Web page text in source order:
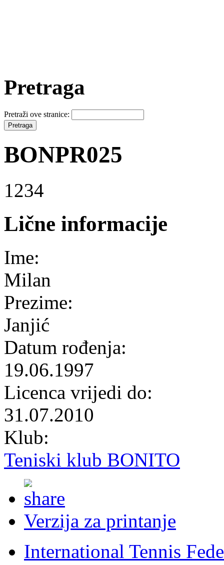
Pretraga
Pretraži ove stranice:
BONPR025
1234
Lične informacije
Ime:
Milan
Prezime:
Janjić
Datum rođenja:
19.06.1997
Licenca vrijedi do:
31.07.2010
Klub:
Teniski klub BONITO
Verzija za printanje
International Tennis